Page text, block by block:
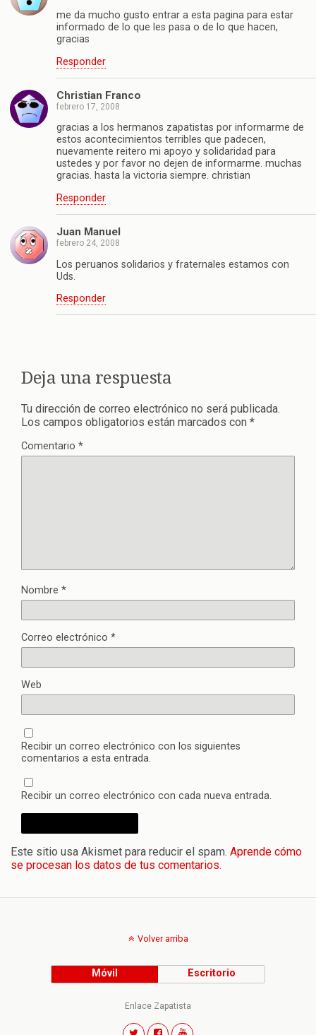
me da mucho gusto entrar a esta pagina para estar
informado de lo que les pasa o de lo que hacen,
gracias
Responder
Christian Franco
febrero 17, 2008
gracias a los hermanos zapatistas por informarme de
estos acontecimientos terribles que padecen,
nuevamente reitero mi apoyo y solidaridad para
ustedes y por favor no dejen de informarme. muchas
gracias. hasta la victoria siempre. christian
Responder
Juan Manuel
febrero 24, 2008
Los peruanos solidarios y fraternales estamos con
Uds.
Responder
Deja una respuesta
Tu dirección de correo electrónico no será publicada.
Los campos obligatorios están marcados con *
Comentario *
Nombre *
Correo electrónico *
Web
Recibir un correo electrónico con los siguientes
comentarios a esta entrada.
Recibir un correo electrónico con cada nueva entrada.
Este sitio usa Akismet para reducir el spam. Aprende cómo
se procesan los datos de tus comentarios.
Volver arriba
Móvil Escritorio
Enlace Zapatista